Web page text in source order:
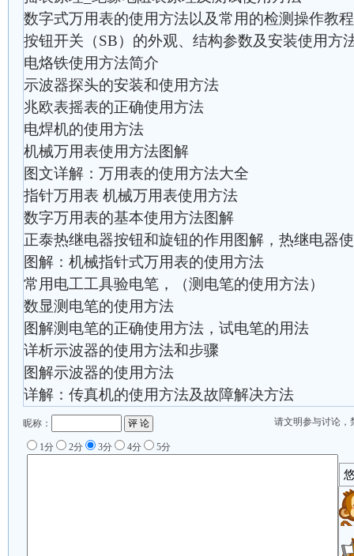
数字式万用表的使用方法以及常用的检测操作教程
按钮开关（SB）的外观、结构参数及安装使用方
电烙铁使用方法简介
示波器探头的安装和使用方法
兆欧表摇表的正确使用方法
电焊机的使用方法
机械万用表使用方法图解
图文详解：万用表的使用方法大全
指针万用表 机械万用表使用方法
数字万用表的基本使用方法图解
正泰热继电器按钮和旋钮的作用图解，热继电器
图解：机械指针式万用表的使用方法
常用电工工具验电笔，（测电笔的使用方法）
数显测电笔的使用方法
图解测电笔的正确使用方法，试电笔的用法
详析示波器的使用方法和步骤
图解示波器的使用方法
详解：传真机的使用方法及故障解决方法
请文明参与讨论，
昵称：
1分 2分 3分 4分 5分